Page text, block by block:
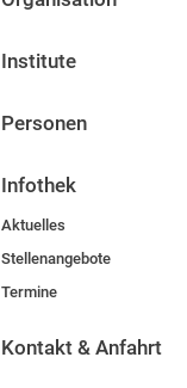
Institute
Personen
Infothek
Aktuelles
Stellenangebote
Termine
Kontakt & Anfahrt